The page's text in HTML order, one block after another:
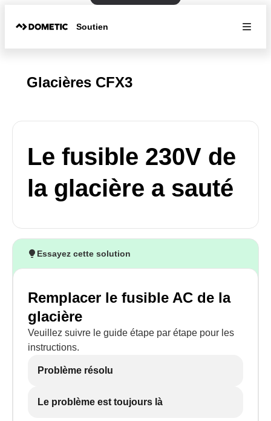
Soutien
Glacières CFX3
Le fusible 230V de
la glacière a sauté
Essayez cette solution
Remplacer le fusible AC de la
glacière
Veuillez suivre le guide étape par étape pour les
instructions.
Problème résolu
Le problème est toujours là